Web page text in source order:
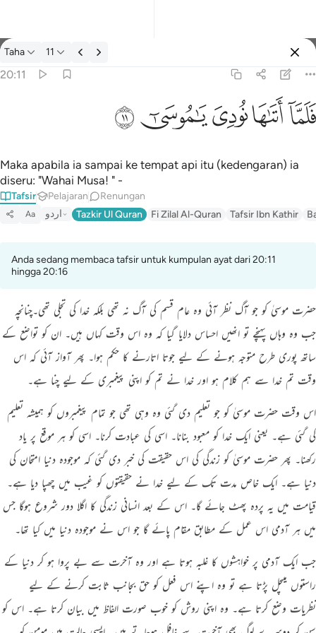
Tafsir: Taha 20:11
Taha 11
20:11
فَلَمَّآ أَتَىٰهَا نُودِىَ يَـٰمُوسَىٰٓ ١١
ﲵﲶﲷﲸﲹ
Maka apabila ia sampai ke tempat api itu (kedengaran) ia
diseru: "Wahai Musa! " -
Tafsir Pelajaran Renungan
Aa اردو Tazkir Ul Quran Fi Zilal Al-Quran Tafsir Ibn Kathir
Anda sedang membaca tafsir untuk kumpulan ayat dari 20:11
hingga 20:16
حضرت موسیٰ کو جو آگ نظر آئی وہ عام قسم کی آگ نہ تھی بلکہ خدا کی تجلی تھی۔چنانچہ
جب وہ وہاں پہنچے تو انھیں احساس دلایا گیا کہ وہ اس وقت کہاں ہیں۔ ان کو تواضع کے
ساتھ پوری طرح متوجہ ہونے کے لیے جوتا اتارنے کا حکم ہوا۔ پھر آواز آئی کہ اس
وقت تم خدا سے ہم کلام ہو اور خدا نے تم کو اپنی پیغمبری کے لیے چنا ہے۔
اس وقت حضرت موسیٰ کو جو تعلیم دی گئی وہ وہی تھی جو تمام پیغمبروں کو ہمیشہ تعلیم
کی گئی ہے۔ یعنی ایک خدا کو معبود بنانا۔ اسی کی عبادت کرنا۔ اسی کو ہر موقع پر یاد
رکھنا۔ پھر حضرت موسیٰ کو زندگی کی اس حقیقت کی خبر دی گئی کہ موجودہ دنیا امتحان کی
دنیا ہے۔ ایک خاص مدت تک کے لیے خدا نے حقیقتوں کو غیب میں چھپا دیا ہے۔
قیامت میں یہ پردہ پھٹ جائے گا۔ اس کے بعد انسانی زندگی کا اگلا دور شروع ہوگا جس
میں ہر آدمی اس عمل کے مطابق مقام پائے گا جو اس نے موجودہ دنیا میں کیا تھا۔
جب ایک آدمی پر خواہشوں کا غلبہ ہوتا ہے اور وہ آخرت سے بے پروا ہو کر دنیا کے
راستوں میںچل پڑتا ہے تو وہ اپنے اس فعل کو حق بجانب ثابت کرنے کے لیے
نظریات وضع کرتا ہے۔ وہ اپنی روش کو خوب صورت الفاظ میں بیان کرتا ہے۔ اس کو